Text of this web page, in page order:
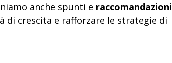
anche spunti e raccomandazioni
crescita e rafforzare le strategie di